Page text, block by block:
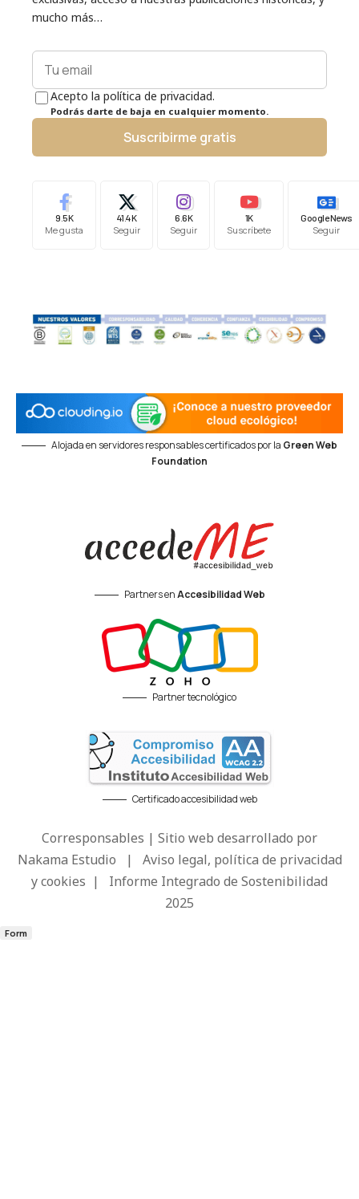
mucho más…
Acepto la política de privacidad.
Podrás darte de baja en cualquier momento.
Suscribirme gratis
9.5K
Me gusta
41.4K
Seguir
6.6K
Seguir
1K
Suscríbete
Google News
Seguir
Alojada en servidores responsables certificados por la Green Web
Foundation
Partners enAccesibilidad Web
Partner tecnológico
Certificado accesibilidad web
Corresponsables | Sitio web desarrollado por
Nakama Estudio | Aviso legal, política de privacidad
y cookies | Informe Integrado de Sostenibilidad
2025
Form